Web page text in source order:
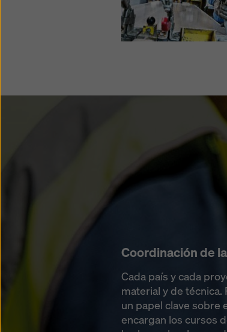
Coordinación de
Cada país y cada
material y de
un papel clave sobre
encargan los cursos